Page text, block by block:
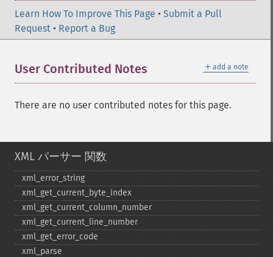
Learn How To Improve This Page • Submit a Pull
Request • Report a Bug
＋ add a note
User Contributed Notes
There are no user contributed notes for this page.
XML パーサー 関数
xml_​error_​string
xml_​get_​current_​byte_​index
xml_​get_​current_​column_​number
xml_​get_​current_​line_​number
xml_​get_​error_​code
xml_​parse